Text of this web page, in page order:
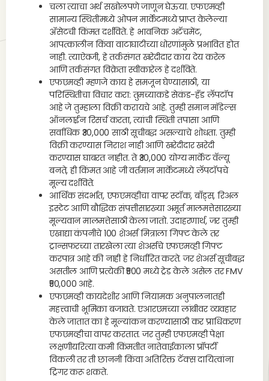
चला त्याचा अर्थ सखोलपणे जाणून घेऊया. एफएमव्ही
सामान्य स्थितींमध्ये ओपन मार्केटमध्ये प्राप्त केलेल्या
ॲसेटची किंमत दर्शविते. हे भावनिक अटॅचमेंट,
आपत्कालीन किंवा वाटाघाटीच्या धोरणांमुळे प्रभावित होत
नाही. त्याऐवजी, हे तर्कसंगत खरेदीदार काय देय करेल
आणि तर्कसंगत विक्रेता स्वीकारेल हे दर्शविते.
एफएमव्ही म्हणजे काय हे समजून घेण्यासाठी, या
परिस्थितीचा विचार करा: तुमच्याकडे सेकंड-हँड लॅपटॉप
आहे जे तुम्हाला विक्री करायचे आहे. तुम्ही समान मॉडेल्स
ऑनलाईन रिसर्च करता, त्यांची स्थिती तपासा आणि
सर्वाधिक ₹30,000 साठी सूचीबद्ध असल्याचे शोधता. तुम्ही
विक्री करण्यास निराश नाही आणि खरेदीदार खरेदी
करण्यास घाबरत नाहीत. ते ₹30,000 योग्य मार्केट वॅल्यू
बनते, ही किंमत आहे जी वर्तमान मार्केटमध्ये लॅपटॉपचे
मूल्य दर्शविते.
आर्थिक संदर्भात, एफएमव्हीचा वापर स्टॉक, बाँड्स, रिअल
इस्टेट आणि बौद्धिक संपत्तीसारख्या अमूर्त मालमत्तेसारख्या
मूल्यवान मालमत्तेसाठी केला जातो. उदाहरणार्थ, जर तुम्ही
एखाद्या कंपनीचे 100 शेअर्स मित्राला गिफ्ट केले तर
ट्रान्सफरच्या तारखेला त्या शेअर्सचे एफएमव्ही गिफ्ट
करपात्र आहे की नाही हे निर्धारित करते. जर शेअर्स सूचीबद्ध
असतील आणि प्रत्येकी ₹500 मध्ये ट्रेड केले असेल तर FMV
₹50,000 आहे.
एफएमव्ही कायदेशीर आणि नियामक अनुपालनातही
महत्त्वाची भूमिका बजावते. एआरएमच्या लांबीवर व्यवहार
केले जातात का हे मूल्यांकन करण्यासाठी कर प्राधिकरण
एफएमव्हीचा वापर करतात. जर तुम्ही एफएमव्ही पेक्षा
लक्षणीयरित्या कमी किंमतीत नातेवाईकाला प्रॉपर्टी
विकली तर ती छाननी किंवा अतिरिक्त टॅक्स दायित्वांना
ट्रिगर करू शकते.